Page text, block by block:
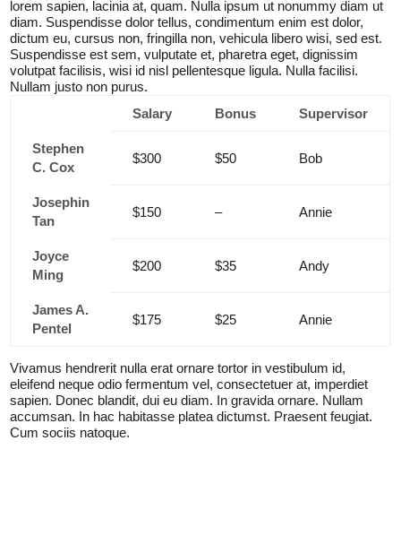
lorem sapien, lacinia at, quam. Nulla ipsum ut nonummy diam ut
diam. Suspendisse dolor tellus, condimentum enim est dolor,
dictum eu, cursus non, fringilla non, vehicula libero wisi, sed est.
Suspendisse est sem, vulputate et, pharetra eget, dignissim
volutpat facilisis, wisi id nisl pellentesque ligula. Nulla facilisi.
Nullam justo non purus.
Salary
Bonus Supervisor
Stephen
C. Cox
$300 $50 Bob
Josephin
Tan
$150 – Annie
Joyce
Ming
$200 $35 Andy
James A.
Pentel
$175 $25 Annie
Vivamus hendrerit nulla erat ornare tortor in vestibulum id,
eleifend neque odio fermentum vel, consectetuer at, imperdiet
sapien. Donec blandit, dui eu diam. In gravida ornare. Nullam
accumsan. In hac habitasse platea dictumst. Praesent feugiat.
Cum sociis natoque.